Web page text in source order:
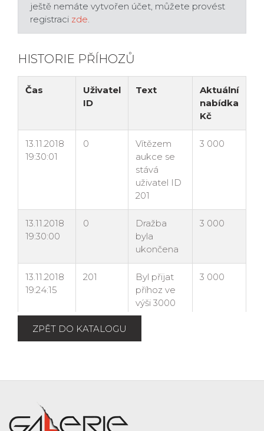
ještě nemáte vytvořen účet, můžete provést
registraci zde.
HISTORIE PŘÍHOZŮ
ZPĚT DO KATALOGU